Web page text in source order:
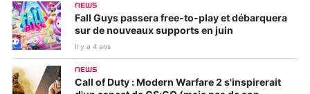
NEWS
Fall Guys passera free-to-play et débarquera
sur de nouveaux supports en juin
Il y a 4 ans
NEWS
Call of Duty : Modern Warfare 2 s'inspirerait